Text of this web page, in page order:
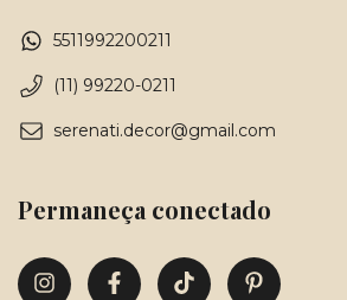
5511992200211
(11) 99220-0211
serenati.decor@gmail.com
Permaneça conectado